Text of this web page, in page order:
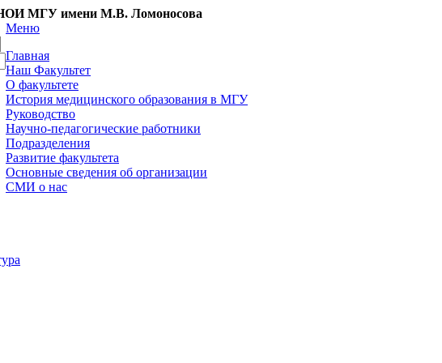
МГУ имени М.В. Ломоносова
Меню
Главная
Наш Факультет
О факультете
История медицинского образования в МГУ
Руководство
Научно-педагогические работники
Подразделения
Развитие факультета
Основные сведения об организации
СМИ о нас